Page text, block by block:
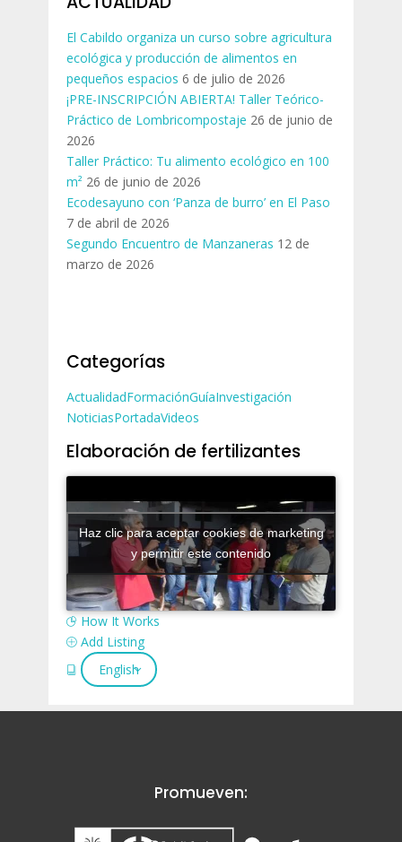
El Cabildo organiza un curso sobre agricultura
ecológica y producción de alimentos en
pequeños espacios 6 de julio de 2026
¡PRE-INSCRIPCIÓN ABIERTA! Taller Teórico-
Práctico de Lombricompostaje 26 de junio de
2026
Taller Práctico: Tu alimento ecológico en 100
m² 26 de junio de 2026
Ecodesayuno con ‘Panza de burro’ en El Paso
7 de abril de 2026
Segundo Encuentro de Manzaneras 12 de
marzo de 2026
Categorías
ActualidadFormaciónGuíaInvestigación
NoticiasPortadaVideos
Elaboración de fertilizantes
Haz clic para aceptar cookies de marketing
y permitir este contenido
How It Works
Add Listing
English
Promueven: